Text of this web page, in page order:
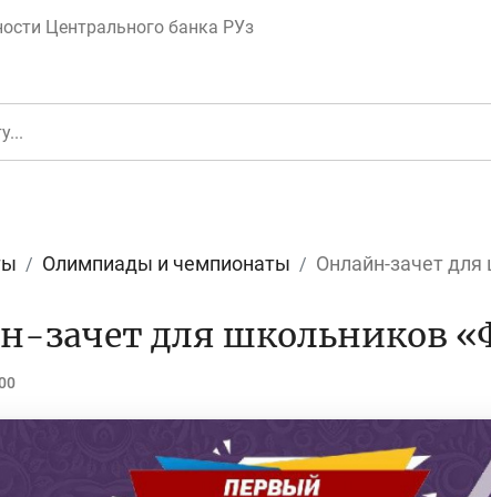
Центрального банка РУз
Депозит
Платежи и
Олимпиады и чемпионаты Онлайн-зачет
зачет для школьников